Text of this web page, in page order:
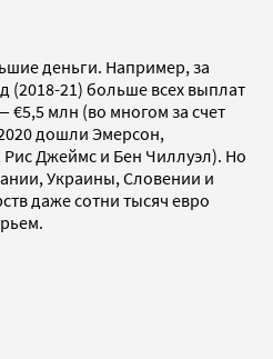
деньги. Например, за
21) больше всех выплат
€5,5 млн (во многом за счет
дошли Эмерсон,
Джеймс и Бен Чиллуэл). Но
Украины, Словении и
даже сотни тысяч евро